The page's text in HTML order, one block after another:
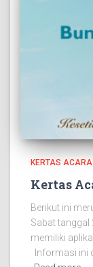
KERTAS ACARA
Kertas
Berikut ini
Sabat tanggal
memiliki
Informasi ini